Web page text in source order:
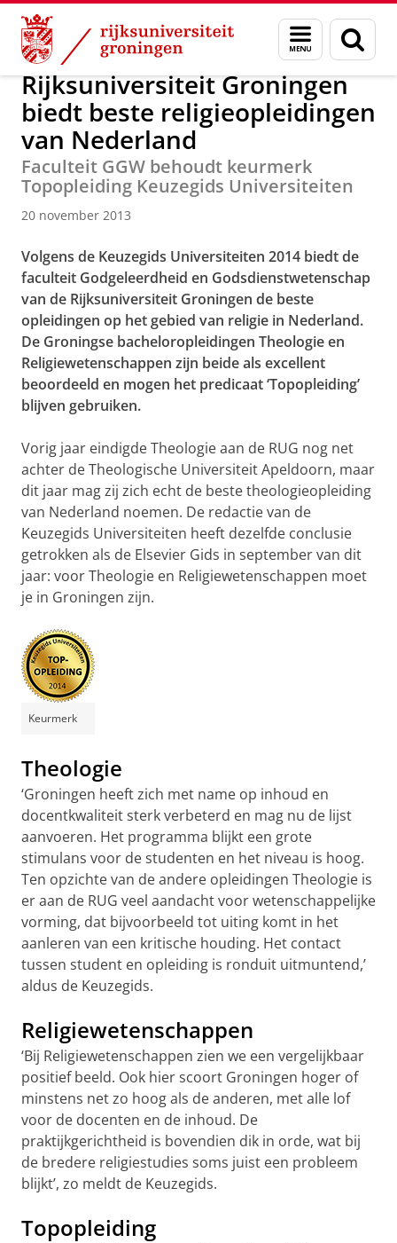
Skip
Content
Skip
Navigation
Menu
en
zoeken
Over ons Actueel Nieuws Nieuwsberichten
Rijksuniversiteit Groningen
biedt beste religieopleidingen
van Nederland
Faculteit GGW behoudt keurmerk
Topopleiding Keuzegids Universiteiten
20 november 2013
Volgens de Keuzegids Universiteiten 2014 biedt de
faculteit Godgeleerdheid en Godsdienstwetenschap
van de Rijksuniversiteit Groningen de beste
opleidingen op het gebied van religie in Nederland.
De Groningse bacheloropleidingen Theologie en
Religiewetenschappen zijn beide als excellent
beoordeeld en mogen het predicaat ‘Topopleiding’
blijven gebruiken.
Vorig jaar eindigde Theologie aan de RUG nog net
achter de Theologische Universiteit Apeldoorn, maar
dit jaar mag zij zich echt de beste theologieopleiding
van Nederland noemen. De redactie van de
Keuzegids Universiteiten heeft dezelfde conclusie
getrokken als de Elsevier Gids in september van dit
jaar: voor Theologie en Religiewetenschappen moet
je in Groningen zijn.
Keurmerk
Theologie
‘Groningen heeft zich met name op inhoud en
docentkwaliteit sterk verbeterd en mag nu de lijst
aanvoeren. Het programma blijkt een grote
stimulans voor de studenten en het niveau is hoog.
Ten opzichte van de andere opleidingen Theologie is
er aan de RUG veel aandacht voor wetenschappelijke
vorming, dat bijvoorbeeld tot uiting komt in het
aanleren van een kritische houding. Het contact
tussen student en opleiding is ronduit uitmuntend,’
aldus de Keuzegids.
Religiewetenschappen
‘Bij Religiewetenschappen zien we een vergelijkbaar
positief beeld. Ook hier scoort Groningen hoger of
minstens net zo hoog als de anderen, met alle lof
voor de docenten en de inhoud. De
praktijkgerichtheid is bovendien dik in orde, wat bij
de bredere religiestudies soms juist een probleem
blijkt’, zo meldt de Keuzegids.
Topopleiding